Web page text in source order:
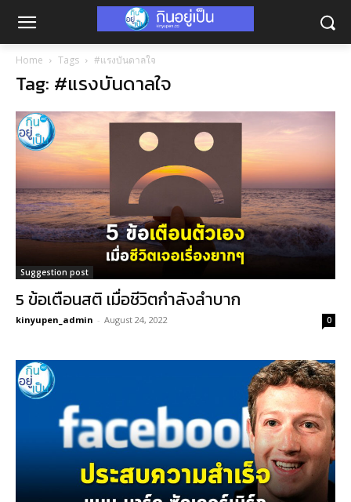
Home Tags #แรงบันดาลใจ
Tag: #แรงบันดาลใจ
Suggestion post
5 ข้อเตือนสติ เมื่อชีวิตกำลังลำบาก
kinyupen_admin - August 24, 2022 0